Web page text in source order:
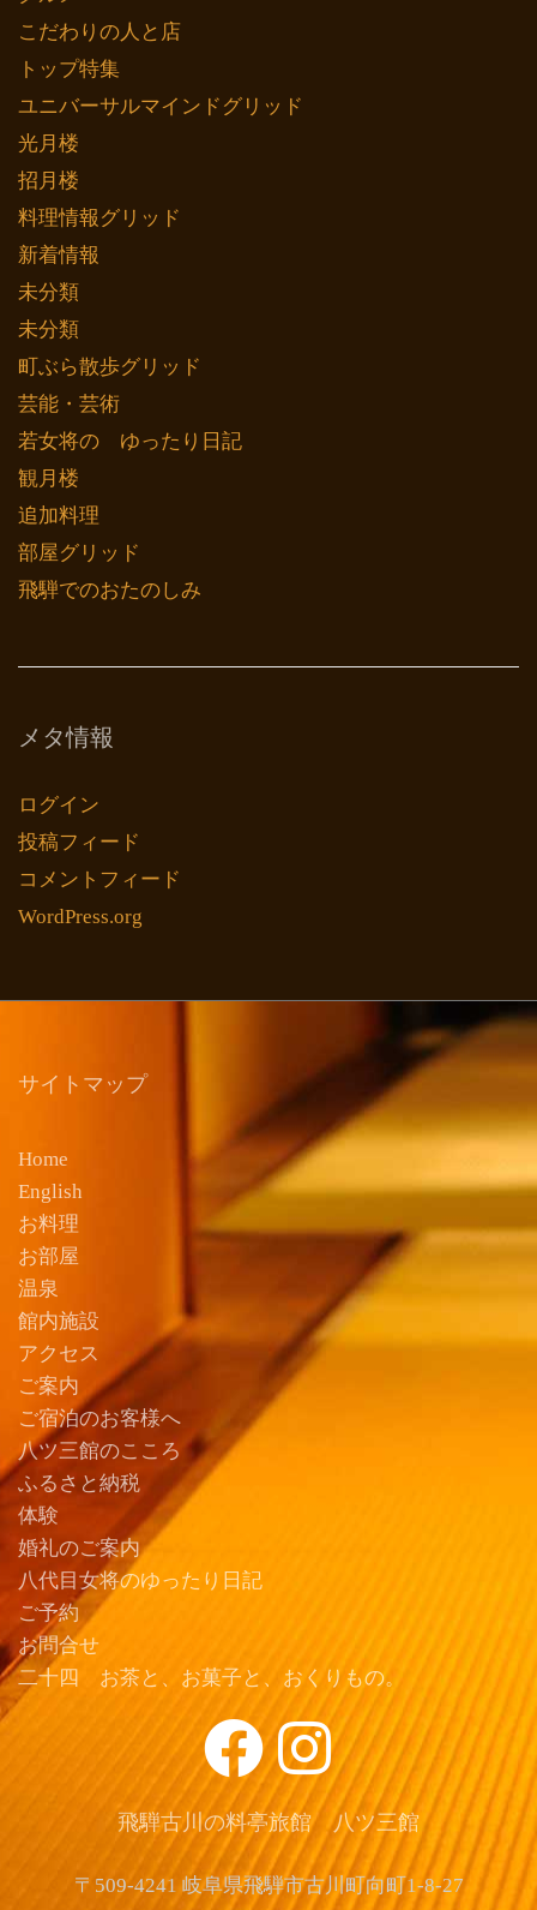
こだわりの人と店
トップ特集
ユニバーサルマインドグリッド
光月楼
招月楼
料理情報グリッド
新着情報
未分類
未分類
町ぶら散歩グリッド
芸能・芸術
若女将の ゆったり日記
観月楼
追加料理
部屋グリッド
飛騨でのおたのしみ
メタ情報
ログイン
投稿フィード
コメントフィード
WordPress.org
サイトマップ
Home
English
お料理
お部屋
温泉
館内施設
アクセス
ご案内
ご宿泊のお客様へ
八ツ三館のこころ
ふるさと納税
体験
婚礼のご案内
八代目女将のゆったり日記
ご予約
お問合せ
二十四 お茶と、お菓子と、おくりもの。
飛騨古川の料亭旅館 八ツ三館
〒509-4241 岐阜県飛騨市古川町向町1-8-27